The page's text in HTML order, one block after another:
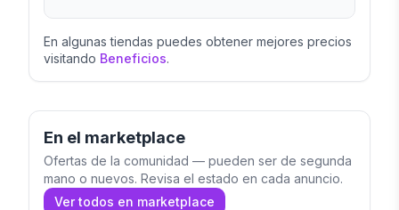
su civilización. ¿Desarrollarán nuevas
corrientes filosóficas? ¿Explorarán los
confines del mundo con sus hoplitas?
deberán administrar con sabiduría sus
ciudadanos, que les permitirán llevar a cabo
acciones; los impuestos, para recaudar
dracmas; la gloria, obtenida al completar
En algunas tiendas puedes obtener mejores precios
visitando Beneficios.
En el marketplace
Ofertas de la comunidad — pueden ser de segunda
mano o nuevos. Revisa el estado en cada anuncio.
Ver todos en marketplace